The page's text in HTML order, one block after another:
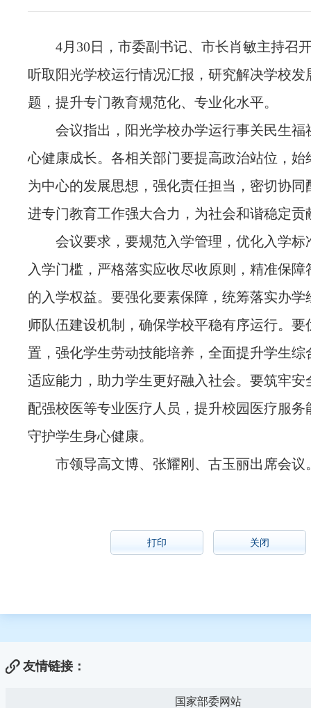
4月30日，市委副书记、市长肖敏主持召
听取阳光学校运行情况汇报，研究解决学校发
题，提升专门教育规范化、专业化水平。
会议指出，阳光学校办学运行事关民生福
心健康成长。各相关部门要提高政治站位，始
为中心的发展思想，强化责任担当，密切协同
进专门教育工作强大合力，为社会和谐稳定贡
会议要求，要规范入学管理，优化入学标
入学门槛，严格落实应收尽收原则，精准保障
的入学权益。要强化要素保障，统筹落实办学
师队伍建设机制，确保学校平稳有序运行。要
置，强化学生劳动技能培养，全面提升学生综
适应能力，助力学生更好融入社会。要筑牢安
配强校医等专业医疗人员，提升校园医疗服务
守护学生身心健康。
市领导高文博、张耀刚、古玉丽出席会议
打印 关闭
友情链接：
国家部委网站